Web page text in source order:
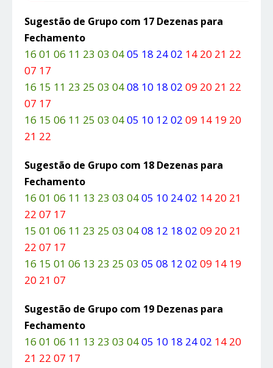
Sugestão de Grupo com 17 Dezenas para
Fechamento
16 01 06 11 23 03 0405 18 24 02 14 20 21 22
07 17
16 15 11 23 25 03 0408 10 18 02 09 20 21 22
07 17
16 15 06 11 25 03 0405 10 12 02 09 14 19 20
21 22
Sugestão de Grupo com 18 Dezenas para
Fechamento
16 01 06 11 13 23 03 0405 10 24 02 14 20 21
22 07 17
15 01 06 11 23 25 03 0408 12 18 02 09 20 21
22 07 17
16 15 01 06 13 23 25 03 05 08 12 02 09 14 19
20 21 07
Sugestão de Grupo com 19 Dezenas para
Fechamento
16 01 06 11 13 23 03 0405 10 18 24 02 14 20
21 22 07 17